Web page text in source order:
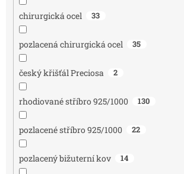
chirurgická ocel 33
pozlacená chirurgická ocel 35
český křišťál Preciosa 2
rhodiované stříbro 925/1000 130
pozlacené stříbro 925/1000 22
pozlacený bižuterní kov 14